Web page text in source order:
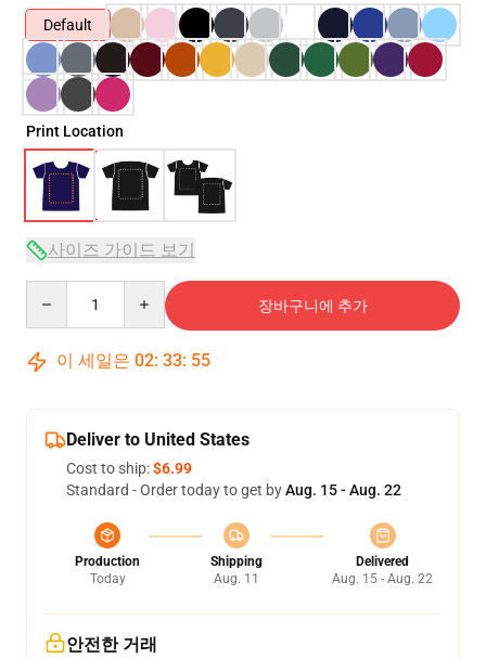
Default
Print Location
사이즈 가이드 보기
장바구니에 추가
이 세일은 02: 33: 54
Deliver to United States
Cost to ship:$6.99
Standard - Order today to get byAug. 15 - Aug. 22
Production
Today
Shipping
Aug. 11
Delivered
Aug. 15 - Aug. 22
안전한 거래